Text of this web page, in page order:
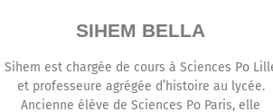
SIHEM BELLA
Sihem est chargée de cours à Sciences Po
et professeure agrégée d’histoire au lycée.
Ancienne élève de Sciences Po Paris, elle